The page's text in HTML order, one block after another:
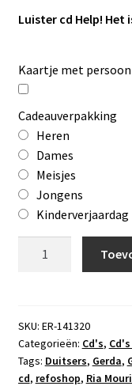
Luister cd Help! Het
Kaartje met
Cadeauverpakking
Heren
Dames
Meisjes
Jongens
Kinderverjaardag
is
oorlog
aantal
SKU: ER-141320
Categorieën: Cd's,
Tags: Duitsers, Gerda,
cd, refoshop, Ria